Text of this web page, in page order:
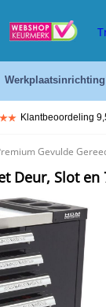
Werkplaatsinrichting
Klantbeoordeling
Gevulde
Deur, Slot en